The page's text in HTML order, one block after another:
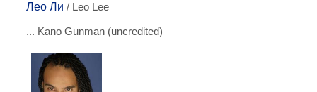
Лео Ли / Leo Lee
... Kano Gunman (uncredited)